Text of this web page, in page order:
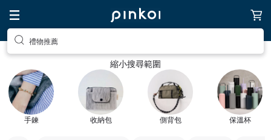
禮物推薦
縮小搜尋範圍
手鍊 收納包 側背包 保溫杯